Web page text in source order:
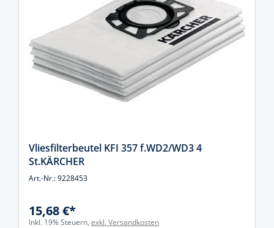
Vliesfilterbeutel KFI 357 f.WD2/WD3 4
St.KÄRCHER
Art.-Nr.: 9228453
15,68 €*
Inkl. 19% Steuern, exkl. Versandkosten